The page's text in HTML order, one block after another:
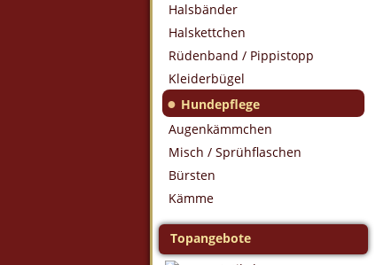
Halsbänder
Halskettchen
Rüdenband / Pippistopp
Kleiderbügel
● Hundepflege
Augenkämmchen
Misch / Sprühflaschen
Bürsten
Kämme
Topangebote